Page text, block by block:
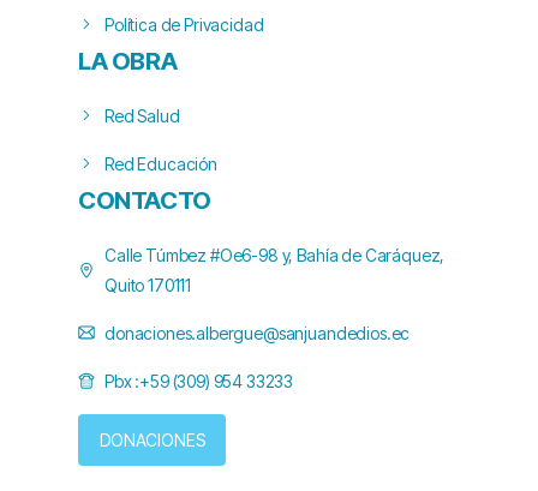
Política de Privacidad
LA OBRA
Red Salud
Red Educación
CONTACTO
Calle Túmbez #Oe6-98 y, Bahía de Caráquez,
Quito 170111
donaciones.albergue@sanjuandedios.ec
Pbx :+59 (309) 954 33233
DONACIONES